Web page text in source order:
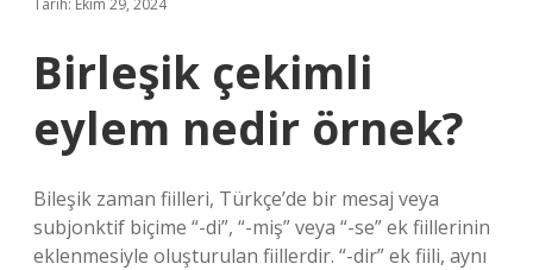
Tarih: Ekim 29, 2024
Birleşik çekimli
eylem nedir örnek?
Bileşik zaman fiilleri, Türkçe’de bir mesaj veya
subjonktif biçime “-di”, “-miş” veya “-se” ek fiillerinin
eklenmesiyle oluşturulan fiillerdir. “-dir” ek fiili, aynı